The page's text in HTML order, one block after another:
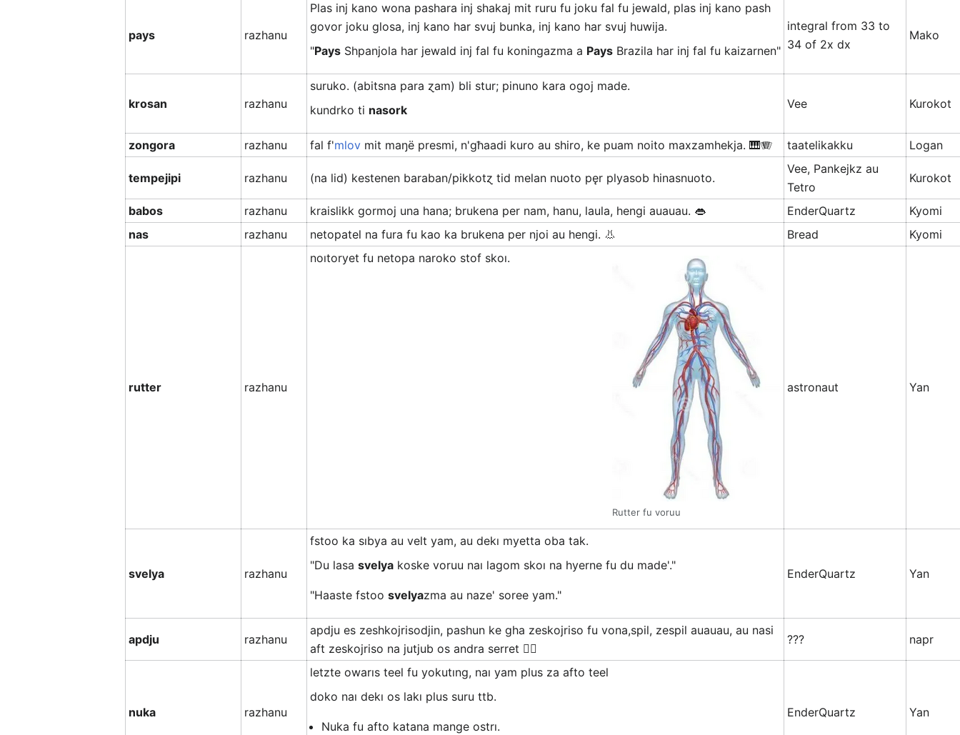
pays razhanu
Plas inj kano wona pashara inj shakaj mit ruru fu joku fal fu jewald, plas inj kano pash
govor joku glosa, inj kano har svuj bunka, inj kano har svuj huwija.
"PaysShpanjola har jewald inj fal fu koningazma a PaysBrazila har inj fal fu kaizarnen"
integral from 33 to
34 of 2x dx
Mako
krosan razhanu
suruko. (abitsna para ɀam) bli stur; pinuno kara ogoj made.
kundrko ti nasork Vee Kurokot
zongora razhanu fal f'mlovmit maŋë presmi, n'għaadi kuro au shiro, ke puam noito maxzamhekja. 🎹🪗 taatelikakku Logan
tempejipi razhanu (na lid) kestenen baraban/pikkotɀ tid melan nuoto pęr plyasob hinasnuoto.
Vee, Pankejkz au
Tetro
Kurokot
babos razhanu kraislikk gormoj una hana; brukena per nam, hanu, laula, hengi auauau. 👄 EnderQuartz
Kyomi
nas
razhanu netopatel na fura fu kao ka brukena per njoi au hengi. 👃 Bread Kyomi
rutter razhanu
noıtoryet fu netopa naroko stof skoı.
Rutter fu voruu
astronaut Yan
svelya razhanu
fstoo ka sıbya au velt yam, au dekı myetta oba tak.
"Du lasa svelyakoske voruu naı lagom skoı na hyerne fu du made'."
"Haaste fstoo svelyazma au naze' soree yam."
EnderQuartz Yan
apdju razhanu
apdju es zeshkojrisodjin, pashun ke gha zeskojriso fu vona,spil, zespil auauau, au nasi
aft zeskojriso na jutjub os andra serret 🧍‍♂️
??? napr
nuka razhanu
letzte owarıs teel fu yokutıng, naı yam plus za afto teel
doko naı dekı os lakı plus suru ttb.
Nuka fu afto katana mange ostrı.
EnderQuartz Yan